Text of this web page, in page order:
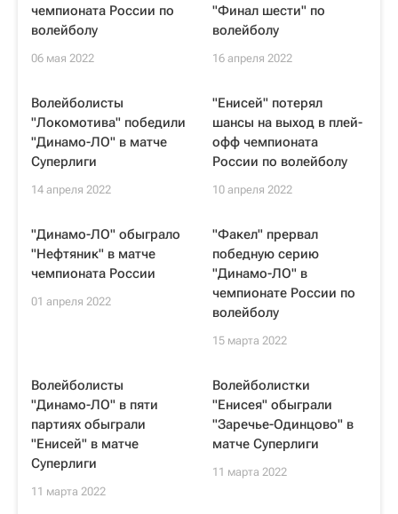
чемпионата России по
волейболу
06 мая 2022
"Финал шести" по
волейболу
16 апреля 2022
Волейболисты
"Локомотива" победили
"Динамо-ЛО" в матче
Суперлиги
14 апреля 2022
"Енисей" потерял
шансы на выход в плей-
офф чемпионата
России по волейболу
10 апреля 2022
"Динамо-ЛО" обыграло
"Нефтяник" в матче
чемпионата России
01 апреля 2022
"Факел" прервал
победную серию
"Динамо-ЛО" в
чемпионате России по
волейболу
15 марта 2022
Волейболисты
"Динамо-ЛО" в пяти
партиях обыграли
"Енисей" в матче
Суперлиги
11 марта 2022
Волейболистки
"Енисея" обыграли
"Заречье-Одинцово" в
матче Суперлиги
11 марта 2022